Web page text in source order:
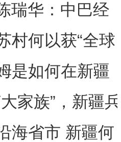
瑞华：中巴经
体现“共商共建
村何以获“全球
落范例”奖？
是如何在新疆
序传承的？
家族”，新疆兵
为何痴迷烙
海省市 新疆何